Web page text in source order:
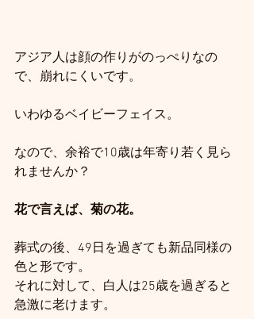
アジア人は顔の作りがのっぺりなの
で、崩れにくいです。
いわゆるベイビーフェイス。
なので、余裕で10歳は年寄り若く見ら
れませんか？
花で言えば、菊の花。
葬式の後、49日を過ぎても新品同様の
色と形です。
それに対して、白人は25歳を過ぎると
急激に老けます。